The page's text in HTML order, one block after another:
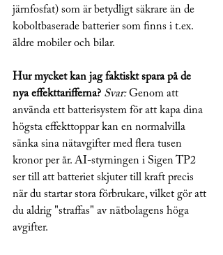
järnfosfat) som är betydligt säkrare än de
koboltbaserade batterier som finns i t.ex.
äldre mobiler och bilar.
Hur mycket kan jag faktiskt spara på de
nya effekttarifferna? Svar: Genom att
använda ett batterisystem för att kapa dina
högsta effekttoppar kan en normalvilla
sänka sina nätavgifter med flera tusen
kronor per år. AI-styrningen i Sigen TP2
ser till att batteriet skjuter till kraft precis
när du startar stora förbrukare, vilket gör att
du aldrig "straffas" av nätbolagens höga
avgifter.